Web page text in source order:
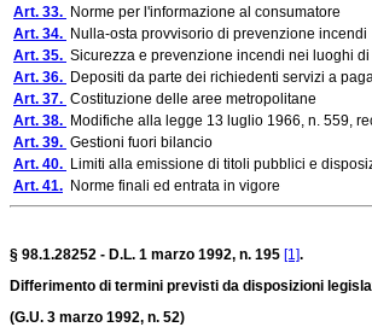
Art. 33. Norme per l'informazione al consumatore
Art. 34. Nulla-osta provvisorio di prevenzione incendi
Art. 35. Sicurezza e prevenzione incendi nei luoghi
Art. 36. Depositi da parte dei richiedenti servizi a
Art. 37. Costituzione delle aree metropolitane
Art. 38. Modifiche alla legge 13 luglio 1966, n. 559,
Art. 39. Gestioni fuori bilancio
Art. 40. Limiti alla emissione di titoli pubblici e
Art. 41. Norme finali ed entrata in vigore
§ 98.1.28252 - D.L. 1 marzo 1992, n. 195 [1].
Differimento di termini previsti da disposizioni
(G.U. 3 marzo 1992, n. 52)